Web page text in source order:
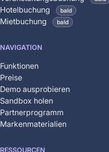
soon
and
is
yet
available
Hotelbuchung bald
Mietbuchung bald
NAVIGATION
Funktionen
Preise
Demo ausprobieren
Sandbox holen
Partnerprogramm
Markenmaterialien
RESSOURCEN